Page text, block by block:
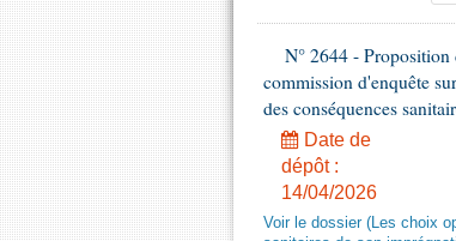
N° 2644 -
commission d'enquête
des conséquences
Date de
dépôt :
14/04/2026
Voir le dossier (Les choix